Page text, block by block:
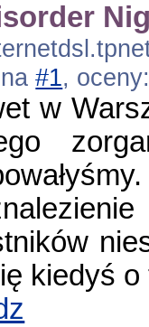
na#1,
w
kiedyś